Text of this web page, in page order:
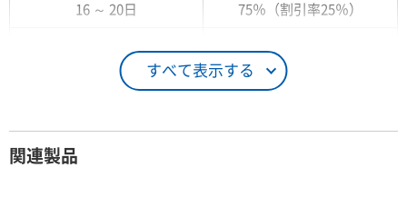
すべて表示する
16 ～ 20日 75％（割引率25％）
26日 ～ 1ヶ月 100％（割引率 0％）
関連製品